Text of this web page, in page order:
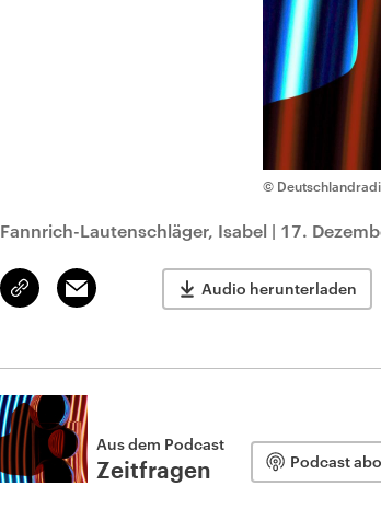
©
Fannrich-Lautenschläger, Isabel | 17.
Link
kopieren/teilen
Email Audio herunterladen
Aus dem Podcast
Zeitfragen Podcast